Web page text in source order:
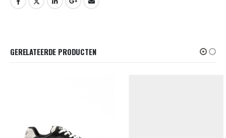
GERELATEERDE PRODUCTEN